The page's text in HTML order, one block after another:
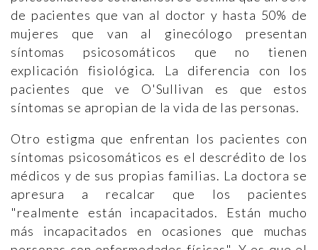
de pacientes que van al doctor y hasta 50% de
mujeres que van al ginecólogo presentan
síntomas psicosomáticos que no tienen
explicación fisiológica. La diferencia con los
pacientes que ve O'Sullivan es que estos
síntomas se apropian de la vida de las personas.
Otro estigma que enfrentan los pacientes con
síntomas psicosomáticos es el descrédito de los
médicos y de sus propias familias. La doctora se
apresura a recalcar que los pacientes
"realmente están incapacitados. Están mucho
más incapacitados en ocasiones que muchas